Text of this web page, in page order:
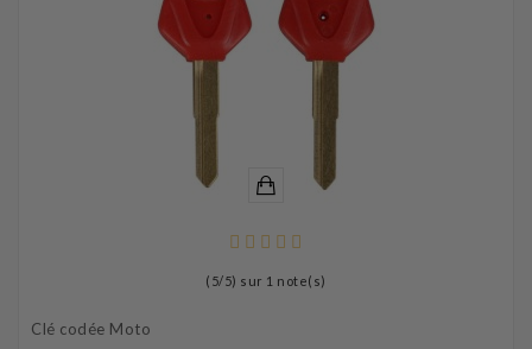
( 5/5) sur 1 note(s)
Clé codée Moto